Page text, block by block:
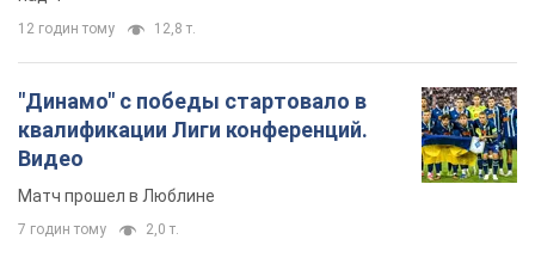
12 годин тому 12,8 т.
"Динамо" с победы стартовало в
квалификации Лиги конференций.
Видео
Матч прошел в Люблине
7 годин тому 2,0 т.